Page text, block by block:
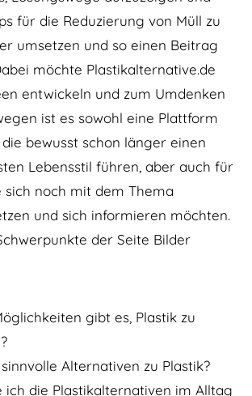
für die Reduzierung von Müll zu
umsetzen und so einen Beitrag
möchte Plastikalternative.de
entwickeln und zum Umdenken
ist es sowohl eine Plattform
bewusst schon länger einen
Lebensstil führen, aber auch für
sich noch mit dem Thema
und sich informieren möchten.
der Seite Bilder
gibt es, Plastik zu
sinnvolle Alternativen zu Plastik?
ich die Plastikalternativen im Alltag